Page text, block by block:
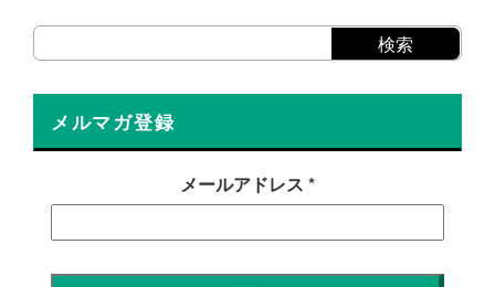
メルマガ登録
メールアドレス *